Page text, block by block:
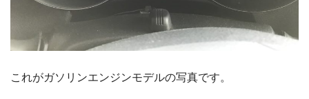
これがガソリンエンジンモデルの写真です。